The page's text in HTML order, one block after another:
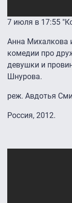
7 июля в 17:55
Анна Михалкова
комедии про
девушки и
Шнурова.
реж. Авдотья
Россия, 2012.